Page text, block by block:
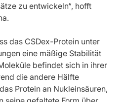
zu entwickeln“, hofft
das CSDex-Protein unter
eine mäßige Stabilität
befindet sich in ihrer
die andere Hälfte
Protein an Nukleinsäuren,